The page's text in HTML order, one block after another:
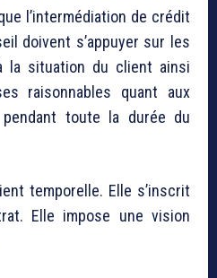
l’intermédiation de crédit
doivent s’appuyer sur les
la situation du client ainsi
raisonnables quant aux
toute la durée du
temporelle. Elle s’inscrit
Elle impose une vision